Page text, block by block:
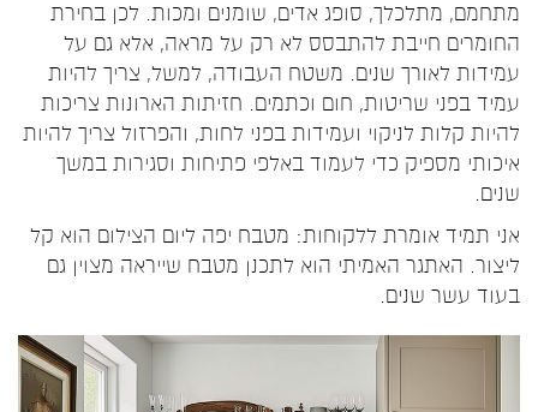
מתחמם, מתלכלך, סופג אדים, שומנים ומכות. לכן בחירת
החומרים חייבת להתבסס לא רק על מראה, אלא גם על
עמידות לאורך שנים. משטח העבודה, למשל, צריך להיות
עמיד בפני שריטות, חום וכתמים. חזיתות הארונות צריכות
להיות קלות לניקוי ועמידות בפני לחות, והפרזול צריך להיות
איכותי מספיק כדי לעמוד באלפי פתיחות וסגירות במשך
שנים.
אני תמיד אומרת ללקוחות: מטבח יפה ליום הצילום הוא קל
ליצור. האתגר האמיתי הוא לתכנן מטבח שייראה מצוין גם
בעוד עשר שנים.